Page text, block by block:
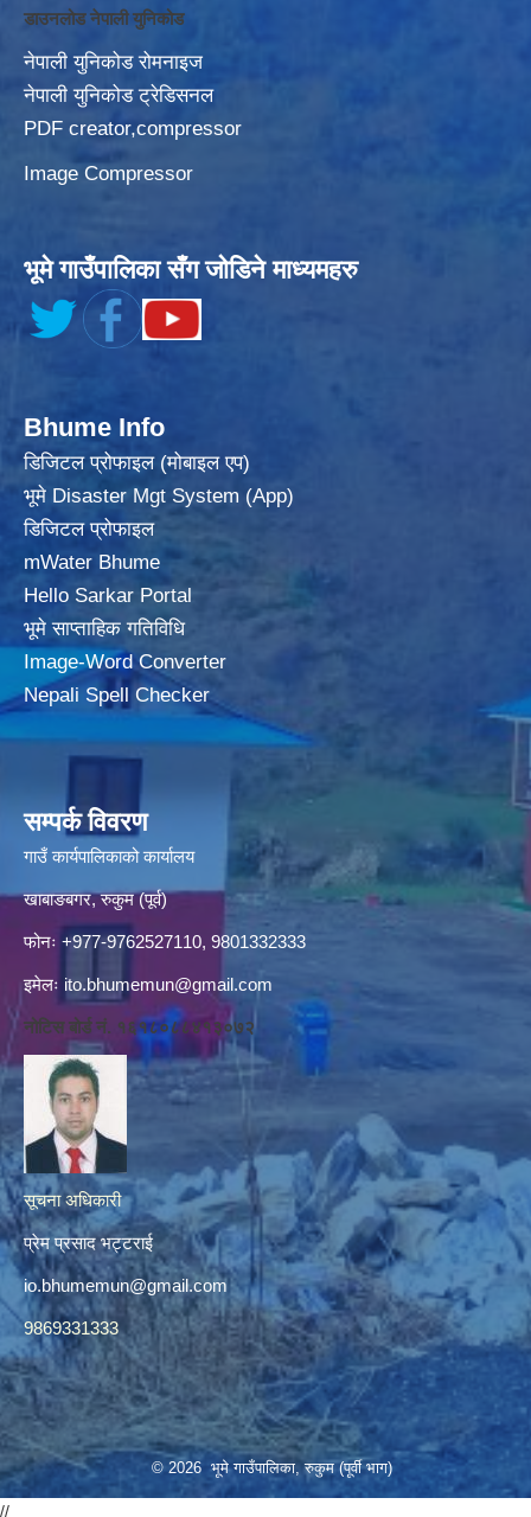
डाउनलोड नेपाली युनिकोड
नेपाली युनिकोड रोमनाइज
नेपाली युनिकोड ट्रेडिसनल
PDF creator,compressor
Image Compressor
भूमे गाउँपालिका सँग जोडिने माध्यमहरु
Bhume Info
डिजिटल प्रोफाइल (मोबाइल एप)
भूमे Disaster Mgt System (App)
डिजिटल प्रोफाइल
mWater Bhume
Hello Sarkar Portal
भूमे साप्ताहिक गतिविधि
Image-Word Converter
Nepali Spell Checker
सम्पर्क विवरण
गाउँ कार्यपालिकाको कार्यालय
खाबाङबगर, रुकुम (पूर्व)
फोनः +977-9762527110, 9801332333
इमेलः ito.bhumemun@gmail.com
नोटिस बोर्ड नं. १६१८०८८४१३०७२
सूचना अधिकारी
प्रेम प्रसाद भट्टराई
io.bhumemun@gmail.com
9869331333
© 2026 भूमे गाउँपालिका, रुकुम (पूर्वी भाग)
//